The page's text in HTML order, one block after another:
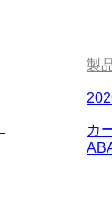
製
カ